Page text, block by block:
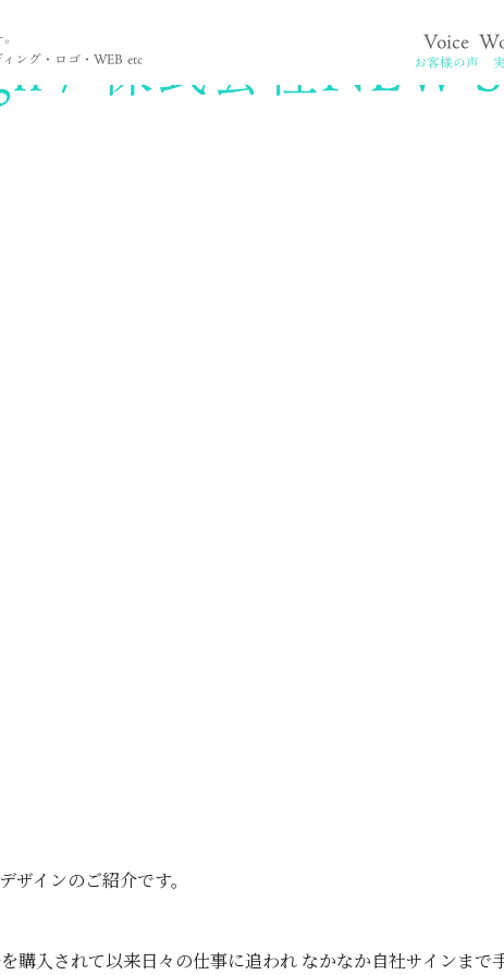
ング・ロゴ・WEB etc
Voice
お客様の声
/ 株式会社
ザインのご紹介です。
購入されて以来日々の仕事に追われ なかなか自社サインまで